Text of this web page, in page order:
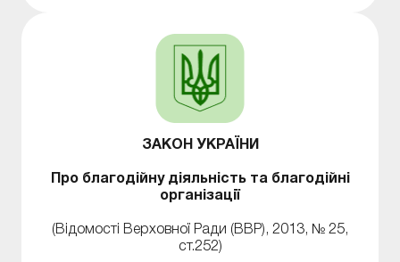
ЗАКОН УКРАЇНИ
Про благодійну діяльність та благодійні
організації
(Відомості Верховної Ради (ВВР), 2013, № 25,
ст.252)